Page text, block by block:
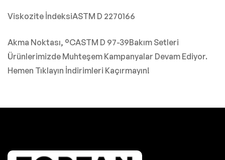
Viskozite İndeksiASTM D 2270166
Akma Noktası, °CASTM D 97-39Bakım Setleri
Ürünlerimizde Muhteşem Kampanyalar Devam Ediyor.
Hemen Tıklayın İndirimleri Kaçırmayın!